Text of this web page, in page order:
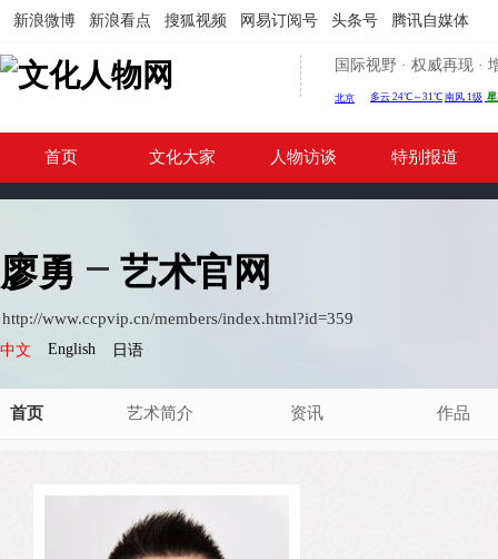
新浪微博 新浪看点 搜狐视频 网易订阅号 头条号 腾讯自媒体
国际视野 · 权威再现 ·
首页 文化大家 人物访谈 特别报道
廖勇 艺术官网
http://www.ccpvip.cn/members/index.html?id=359
中文 English 日语
首页 艺术简介 资讯 作品